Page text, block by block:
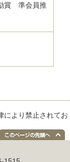
賞 準会員推
により禁止されてお